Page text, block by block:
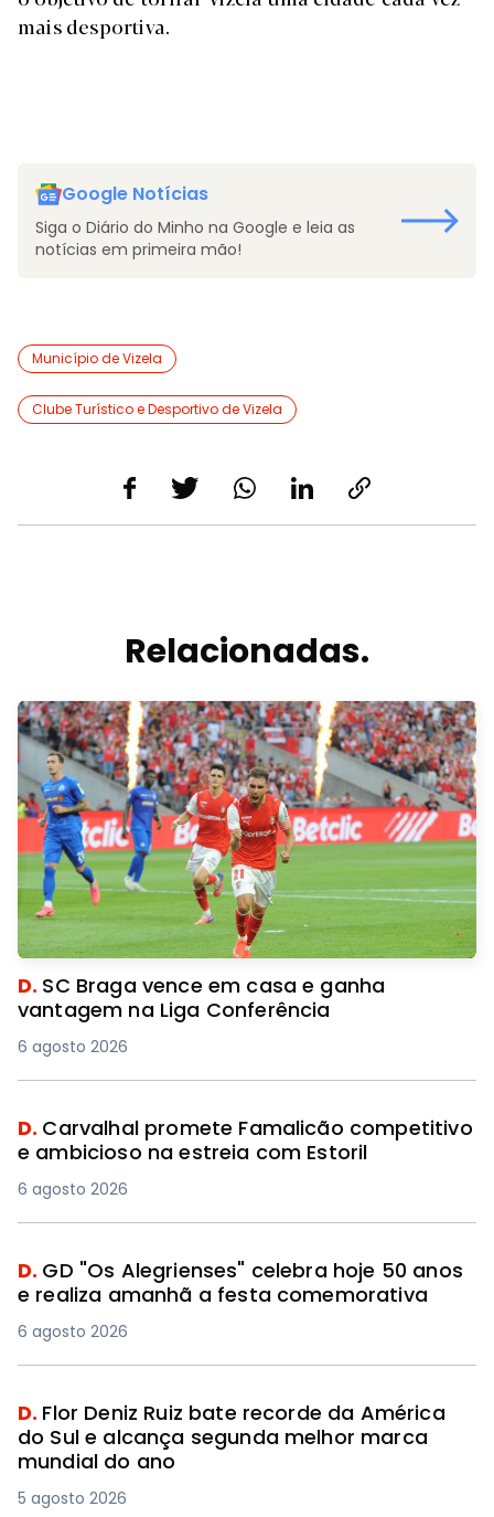
mais desportiva.
Google Notícias
Siga o Diário do Minho na Google e leia as
notícias em primeira mão!
Município de Vizela
Clube Turístico e Desportivo de Vizela
Relacionadas.
D. SC Braga vence em casa e ganha
vantagem na Liga Conferência
6 agosto 2026
D. Carvalhal promete Famalicão competitivo
e ambicioso na estreia com Estoril
6 agosto 2026
D. GD "Os Alegrienses" celebra hoje 50 anos
e realiza amanhã a festa comemorativa
6 agosto 2026
D. Flor Deniz Ruiz bate recorde da América
do Sul e alcança segunda melhor marca
mundial do ano
5 agosto 2026